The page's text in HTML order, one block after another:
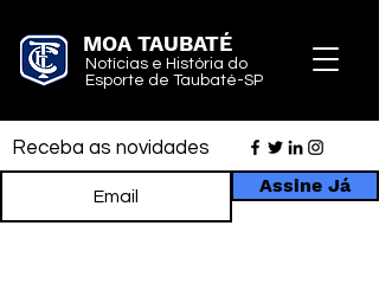
MOA TAUBATÉ
Notícias e História do
Esporte de Taubaté-SP
Receba as novidades
Assine Já